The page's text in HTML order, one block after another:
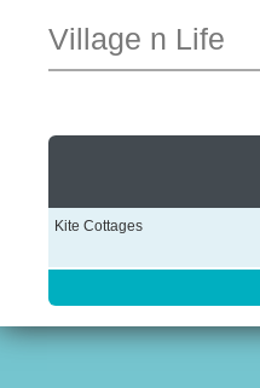
Village n Life
Kite Cottages